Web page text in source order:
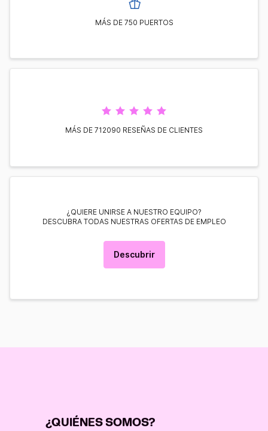
MÁS DE 750 PUERTOS
MÁS DE 712090 RESEÑAS DE CLIENTES
¿QUIERE UNIRSE A NUESTRO EQUIPO?
DESCUBRA TODAS NUESTRAS OFERTAS DE EMPLEO
Descubrir
¿QUIÉNES SOMOS?